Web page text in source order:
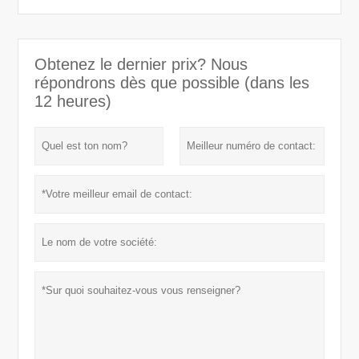
Obtenez le dernier prix? Nous
répondrons dès que possible (dans les
12 heures)